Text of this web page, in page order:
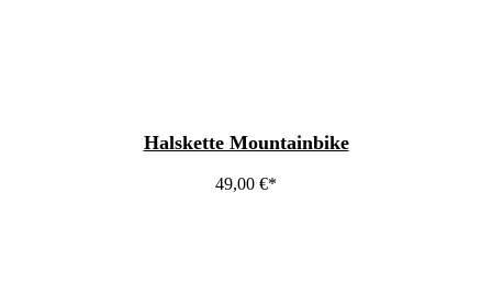
Halskette Mountainbike
49,00 €